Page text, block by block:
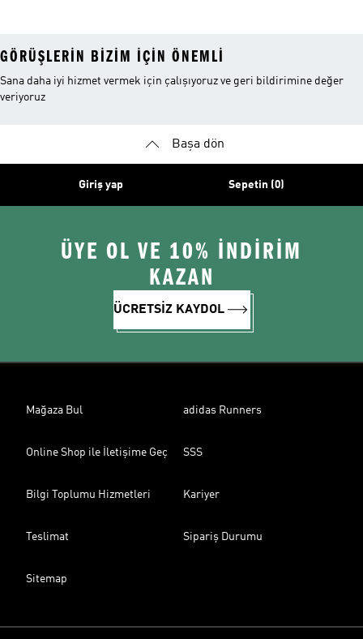
GÖRÜŞLERIN BIZIM IÇIN ÖNEMLI
Sana daha iyi hizmet vermek için çalışıyoruz ve geri bildirimine değer
veriyoruz
Başa dön
Giriş yap Sepetin (0)
ÜYE OL VE 10% İNDİRİM
KAZAN
ÜCRETSİZ KAYDOL
Mağaza Bul adidas Runners
Online Shop ile İletişime Geç SSS
Bilgi Toplumu Hizmetleri Kariyer
Teslimat Sipariş Durumu
Sitemap